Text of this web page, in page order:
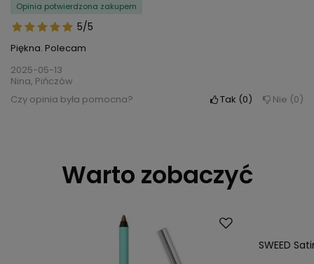
5/5
Opinia potwierdzona zakupem
Piękna. Polecam
2025-05-13
Nina, Pińczów
Czy opinia była pomocna?
Tak 0 Nie 0
Warto zobaczyć
SWEED